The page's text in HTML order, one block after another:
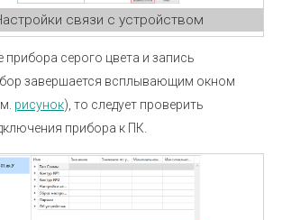
связи с устройством
серого цвета и запись
завершается всплывающим окном
рисунок), то следует проверить
прибора к ПК.